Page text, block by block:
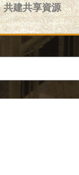
共建共享資源